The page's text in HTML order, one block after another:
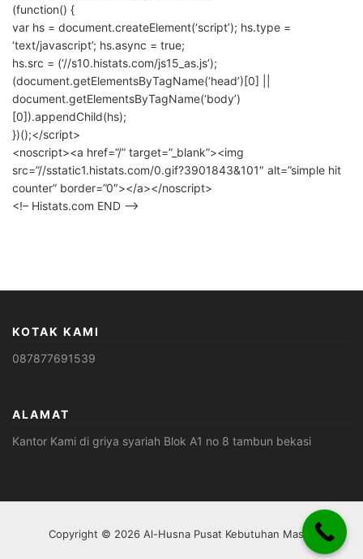
(function() {
var hs = document.createElement(‘script’); hs.type =
‘text/javascript’; hs.async = true;
hs.src = (‘//s10.histats.com/js15_as.js’);
(document.getElementsByTagName(‘head’)[0] ||
document.getElementsByTagName(‘body’)
[0]).appendChild(hs);
})();</script>
<noscript><a href=”/” target=”_blank”><img
src=”//sstatic1.histats.com/0.gif?3901843&101″ alt=”simple hit
counter” border=”0″></a></noscript>
<!– Histats.com END –>
KOTAK KAMI
087877691539
ALAMAT
Kantor Kami di griya syariah Blok A1 no 8 tambun bekasi
Copyright © 2026 Al-Husna Pusat Kebutuhan Masjid